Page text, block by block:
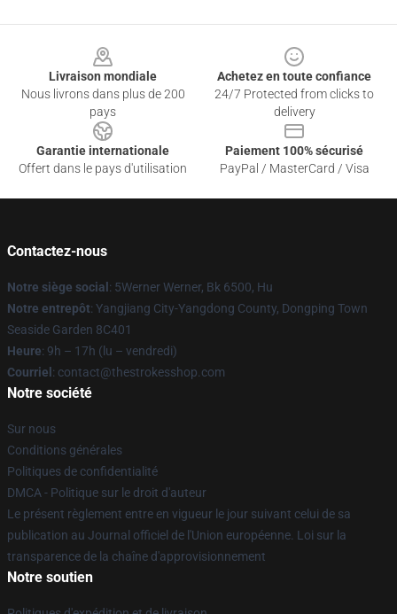
Livraison mondiale
Nous livrons dans plus de 200
pays
Achetez en toute confiance
24/7 Protected from clicks to
delivery
Garantie internationale
Offert dans le pays d'utilisation
Paiement 100% sécurisé
PayPal / MasterCard / Visa
Contactez-nous
Notre siège social : 5Werner Werner, Bk 6500, Hu
Notre entrepôt: Yangjiang City-Yangdong County, Dongping Town
Seaside Garden 8C401
Heure: 9h – 17h (lu – vendredi)
Courriel : contact@thestrokesshop.com
Notre société
Sur nous
Conditions générales
Politiques de confidentialité
DMCA - Politique sur le droit d'auteur
Le présent règlement entre en vigueur le jour suivant celui de sa
publication au Journal officiel de l'Union européenne. Loi sur la
transparence de la chaîne d'approvisionnement
Notre soutien